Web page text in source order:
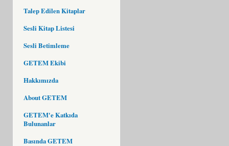
Talep Edilen Kitaplar
Sesli Kitap Listesi
Sesli Betimleme
GETEM Ekibi
Hakkımızda
About GETEM
GETEM'e Katkıda
Bulunanlar
Basında GETEM